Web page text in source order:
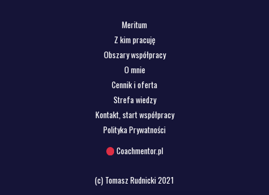
Meritum
Z kim pracuję
Obszary współpracy
O mnie
Cennik i oferta
Strefa wiedzy
Kontakt, start współpracy
Polityka Prywatności
Coachmentor.pl
(c) Tomasz Rudnicki 2021